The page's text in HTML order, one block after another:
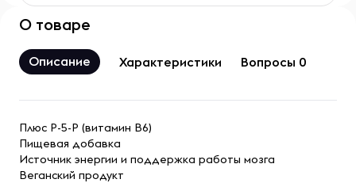
О товаре
Описание Характеристики Вопросы 0
Плюс P-5-P (витамин B6)
Пищевая добавка
Источник энергии и поддержка работы мозга
Веганский продукт